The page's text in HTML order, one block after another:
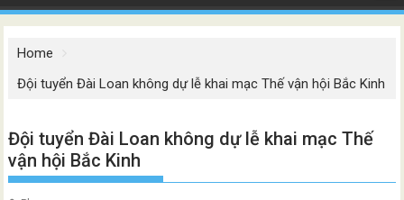
Home
Đội tuyển Đài Loan không dự lễ khai mạc Thế vận hội Bắc Kinh
Đội tuyển Đài Loan không dự lễ khai mạc Thế
vận hội Bắc Kinh